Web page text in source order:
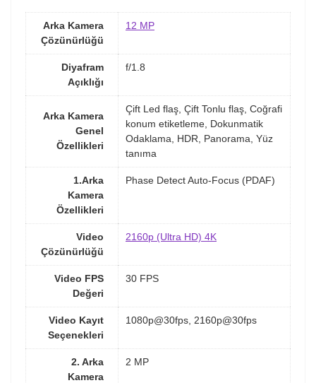
Arka Kamera
Çözünürlüğü
12 MP
Diyafram
Açıklığı
f/1.8
Arka Kamera
Genel
Özellikleri
Çift Led flaş, Çift Tonlu flaş, Coğrafi
konum etiketleme, Dokunmatik
Odaklama, HDR, Panorama, Yüz
tanıma
1.Arka
Kamera
Özellikleri
Phase Detect Auto-Focus (PDAF)
Video
Çözünürlüğü
2160p (Ultra HD) 4K
Video FPS
Değeri
30 FPS
Video Kayıt
Seçenekleri
1080p@30fps, 2160p@30fps
2. Arka
Kamera
2 MP